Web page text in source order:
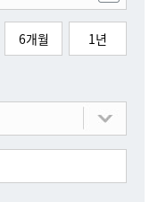
6개월 1년